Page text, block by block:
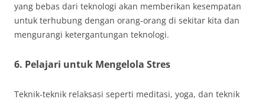
yang bebas dari teknologi akan memberikan kesempatan
untuk terhubung dengan orang-orang di sekitar kita dan
mengurangi ketergantungan teknologi.
6. Pelajari untuk Mengelola Stres
Teknik-teknik relaksasi seperti meditasi, yoga, dan teknik